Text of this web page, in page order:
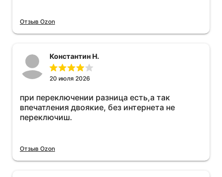
Отзыв Ozon
Константин Н.
20 июля 2026
при переключении разница есть,а так
впечатления двоякие, без интернета не
переключиш.
Отзыв Ozon